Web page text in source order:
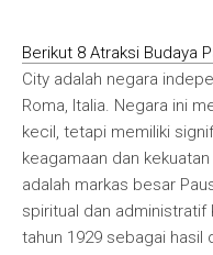
Berikut 8 Atraksi Budaya
City adalah negara
Roma, Italia. Negara ini
kecil, tetapi memiliki
keagamaan dan
adalah markas besar
spiritual dan administratif
tahun 1929 sebagai hasil